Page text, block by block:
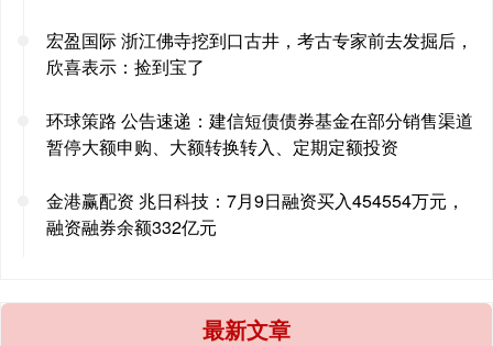
宏盈国际 浙江佛寺挖到口古井，考古专家前去发掘后，
欣喜表示：捡到宝了
环球策路 公告速递：建信短债债券基金在部分销售渠道
暂停大额申购、大额转换转入、定期定额投资
金港赢配资 兆日科技：7月9日融资买入454554万元，
融资融券余额332亿元
最新文章